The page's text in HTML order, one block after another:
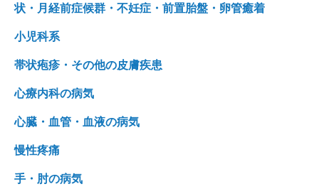
状・月経前症候群・不妊症・前置胎盤・卵管癒着
小児科系
帯状疱疹・その他の皮膚疾患
心療内科の病気
心臓・血管・血液の病気
慢性疼痛
手・肘の病気